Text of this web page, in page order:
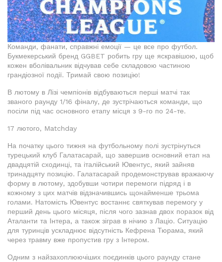
Команди, фанати, справжні емоції — це все про футбол.
Букмекерський бренд GGBET робить гру ще яскравішою, щоб
кожен вболівальник відчував себе складовою частиною
грандіозної події. Тримай свою позицію!
В лютому в Лізі чемпіонів відбуваються перші матчі так
званого раунду 1/16 фіналу, де зустрічаються команди, що
посіли під час основного етапу місця з 9-го по 24-те.
17 лютого, Matchday
На початку цього тижня на футбольному полі зустрінуться
турецький клуб Галатасарай, що завершив основний етап на
двадцятій сходинці, та італійський Ювентус, який зайняв
тринадцяту позицію. Галатасарай продемонстрував вражаючу
форму в лютому, здобувши чотири перемоги підряд і в
кожному з цих матчів відзначившись щонайменше трьома
голами. Натомість Ювентус востаннє святкував перемогу у
перший день цього місяця, після чого зазнав двох поразок від
Аталанти та Інтера, а також зіграв в нічию з Лаціо. Ситуацію
для туринців ускладнює відсутність Кефрена Тюрама, який
через травму вже пропустив гру з Інтером.
Одним з найзахоплюючіших поєдинків цього раунду стане